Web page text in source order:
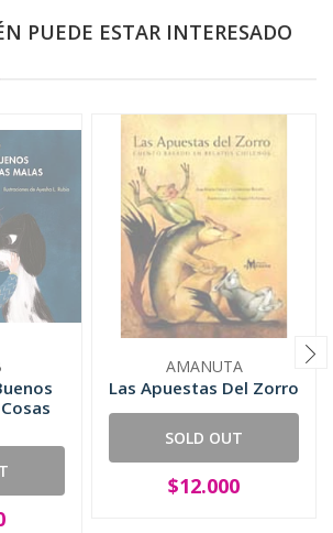
PUEDE ESTAR INTERESADO
AMANUTA
Las Apuestas Del Zorro
SOLD OUT
$12.000